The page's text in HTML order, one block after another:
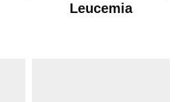
Leucemia